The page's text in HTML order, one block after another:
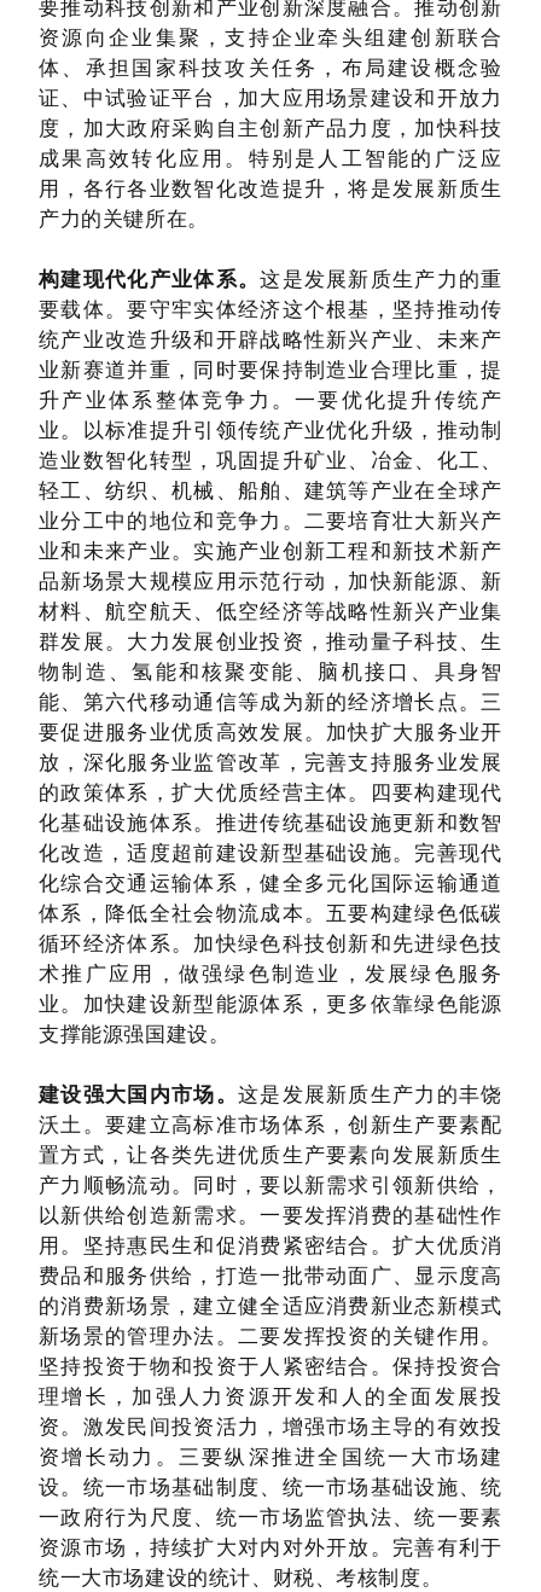
要推动科技创新和产业创新深度融合。推动创新
资源向企业集聚，支持企业牵头组建创新联合
体、承担国家科技攻关任务，布局建设概念验
证、中试验证平台，加大应用场景建设和开放力
度，加大政府采购自主创新产品力度，加快科技
成果高效转化应用。特别是人工智能的广泛应
用，各行各业数智化改造提升，将是发展新质生
产力的关键所在。
构建现代化产业体系。这是发展新质生产力的重
要载体。要守牢实体经济这个根基，坚持推动传
统产业改造升级和开辟战略性新兴产业、未来产
业新赛道并重，同时要保持制造业合理比重，提
升产业体系整体竞争力。一要优化提升传统产
业。以标准提升引领传统产业优化升级，推动制
造业数智化转型，巩固提升矿业、冶金、化工、
轻工、纺织、机械、船舶、建筑等产业在全球产
业分工中的地位和竞争力。二要培育壮大新兴产
业和未来产业。实施产业创新工程和新技术新产
品新场景大规模应用示范行动，加快新能源、新
材料、航空航天、低空经济等战略性新兴产业集
群发展。大力发展创业投资，推动量子科技、生
物制造、氢能和核聚变能、脑机接口、具身智
能、第六代移动通信等成为新的经济增长点。三
要促进服务业优质高效发展。加快扩大服务业开
放，深化服务业监管改革，完善支持服务业发展
的政策体系，扩大优质经营主体。四要构建现代
化基础设施体系。推进传统基础设施更新和数智
化改造，适度超前建设新型基础设施。完善现代
化综合交通运输体系，健全多元化国际运输通道
体系，降低全社会物流成本。五要构建绿色低碳
循环经济体系。加快绿色科技创新和先进绿色技
术推广应用，做强绿色制造业，发展绿色服务
业。加快建设新型能源体系，更多依靠绿色能源
支撑能源强国建设。
建设强大国内市场。 这是发展新质生产力的丰饶
沃土。要建立高标准市场体系，创新生产要素配
置方式，让各类先进优质生产要素向发展新质生
产力顺畅流动。同时，要以新需求引领新供给，
以新供给创造新需求。一要发挥消费的基础性作
用。坚持惠民生和促消费紧密结合。扩大优质消
费品和服务供给，打造一批带动面广、显示度高
的消费新场景，建立健全适应消费新业态新模式
新场景的管理办法。二要发挥投资的关键作用。
坚持投资于物和投资于人紧密结合。保持投资合
理增长，加强人力资源开发和人的全面发展投
资。激发民间投资活力，增强市场主导的有效投
资增长动力。三要纵深推进全国统一大市场建
设。统一市场基础制度、统一市场基础设施、统
一政府行为尺度、统一市场监管执法、统一要素
资源市场，持续扩大对内对外开放。完善有利于
统一大市场建设的统计、财税、考核制度。